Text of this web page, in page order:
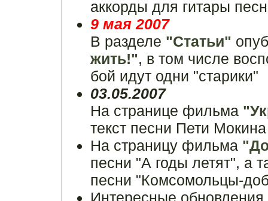
аккорды для гитары
9 мая 2007
В разделе "Статьи"
жить!", в том числе
бой идут одни "старики"
03.05.2007
На странице фильма
текст песни Пети Мокина
На страницу фильма
песни "А годы летят", а
песни "Комсомольцы-
Интересные